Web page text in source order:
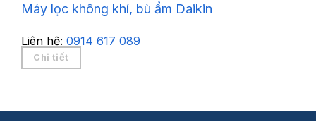
Máy lọc không khí, bù ẩm Daikin
Liên hệ: 0914 617 089
Chi tiết